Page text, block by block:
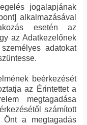
jogalapjának
alkalmazásával
esetén az
az Adatkezelőnek
adatokat
beérkezését
az Érintettet a
megtagadása
számított
a megtagadás